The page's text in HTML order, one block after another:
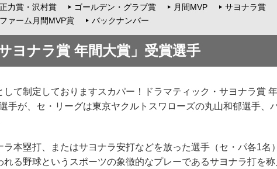
正力賞・沢村賞 ゴールデン・グラブ賞 月間MVP
サヨナラ賞
ファーム月間MVP賞 バックナンバー
ヨナラ賞 年間大賞」受賞選手
て制定しておりますスカパー！ドラマティック・サヨナラ賞 年
手が、セ・リーグは東京ヤクルトスワローズの丸山和郁選手、
本塁打、またはサヨナラ安打などを放った選手（セ・パ各1名
る野球というスポーツの象徴的なプレーであるサヨナラ打を